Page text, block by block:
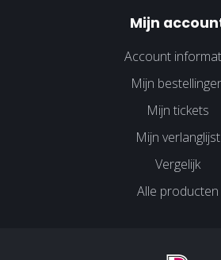
Mijn
Account
Mijn
Mijn tickets
Mijn verlanglijst
Vergelijk
Alle producten